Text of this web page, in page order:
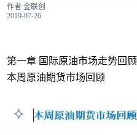
作者金联创
2019-07-26
第一章 国际原油市场走势回顾
本周原油期货市场回顾